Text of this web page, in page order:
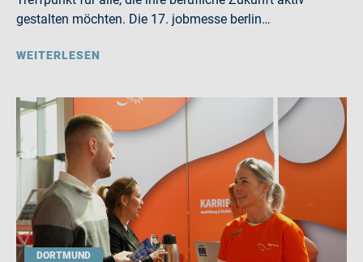
gestalten möchten. Die 17. jobmesse berlin…
WEITERLESEN
DORTMUND